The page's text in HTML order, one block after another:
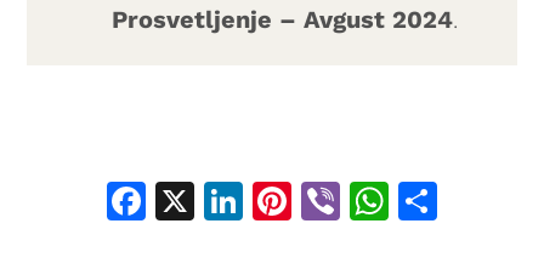
Prosvetljenje – Avgust 2024.
Facebook
X LinkedIn
Pinterest
Viber